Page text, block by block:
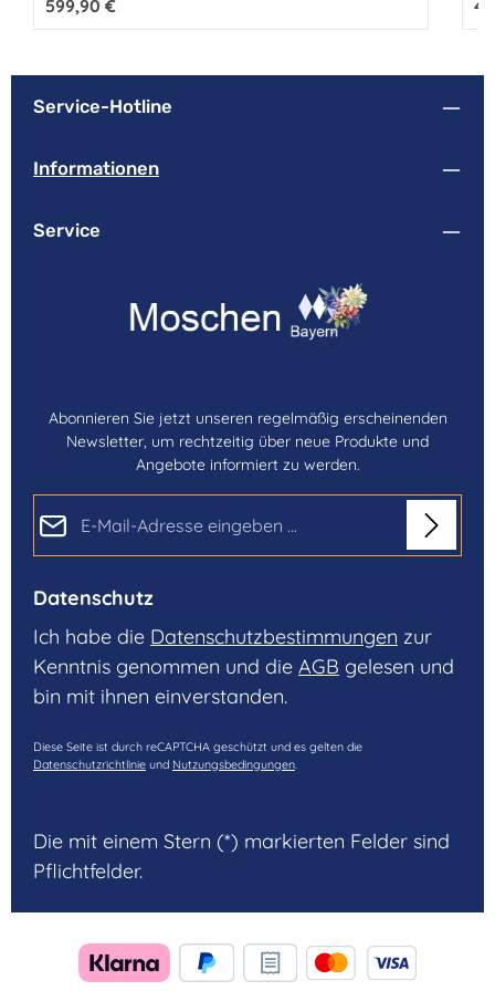
599,90 €
Service-Hotline
Informationen
Service
Abonnieren Sie jetzt unseren regelmäßig erscheinenden
Newsletter, um rechtzeitig über neue Produkte und
Angebote informiert zu werden.
Datenschutz
Ich habe die Datenschutzbestimmungen zur
Kenntnis genommen und die AGB gelesen und
bin mit ihnen einverstanden.
Diese Seite ist durch reCAPTCHA geschützt und es gelten die
Datenschutzrichtlinie und Nutzungsbedingungen.
Die mit einem Stern (*) markierten Felder sind
Pflichtfelder.